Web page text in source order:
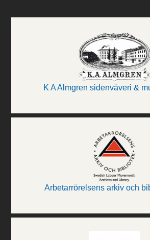
K A Almgren sidenväveri &
Arbetarrörelsens arkiv och